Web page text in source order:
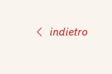
indietro